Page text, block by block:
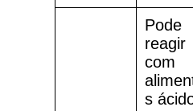
Pode
reagir
com
s